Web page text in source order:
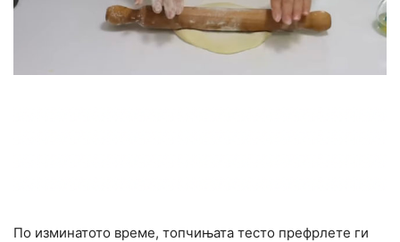
По изминатото време, топчињата тесто префрлете ги